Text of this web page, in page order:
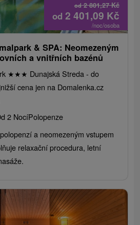
od2 801,27Kč
od 2 401,09 Kč
/noc/osoba
& ​​SPA: Neomezeným
a vnitřních bazénů
★★★ Dunajská Streda - do
cena jen na Domalenka.cz
2 NocíPolopenze
a neomezeným vstupem
relaxační procedura, letní